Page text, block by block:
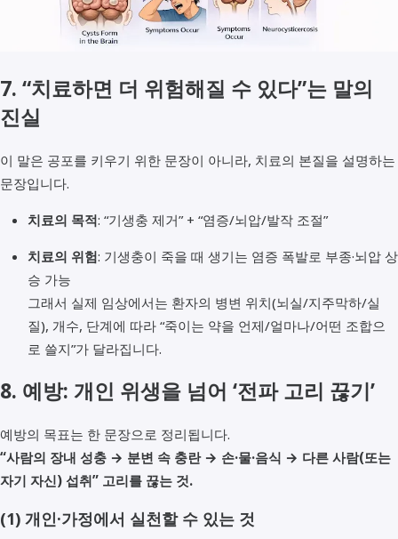
7. “치료하면 더 위험해질 수 있다”는 말의
진실
이 말은 공포를 키우기 위한 문장이 아니라, 치료의 본질을 설명하는
문장입니다.
치료의 목적: “기생충 제거” + “염증/뇌압/발작 조절”
치료의 위험: 기생충이 죽을 때 생기는 염증 폭발로 부종·뇌압 상
승 가능
그래서 실제 임상에서는 환자의 병변 위치(뇌실/지주막하/실
질), 개수, 단계에 따라 “죽이는 약을 언제/얼마나/어떤 조합으
로 쓸지”가 달라집니다.
8. 예방: 개인 위생을 넘어 ‘전파 고리 끊기’
예방의 목표는 한 문장으로 정리됩니다.
“사람의 장내 성충 → 분변 속 충란 → 손·물·음식 → 다른 사람(또는
자기 자신) 섭취” 고리를 끊는 것.
(1) 개인·가정에서 실천할 수 있는 것